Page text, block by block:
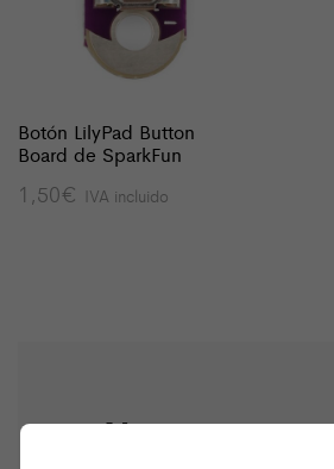
Botón LilyPad Button
Board de SparkFun
1,50€ IVA incluido
¿No